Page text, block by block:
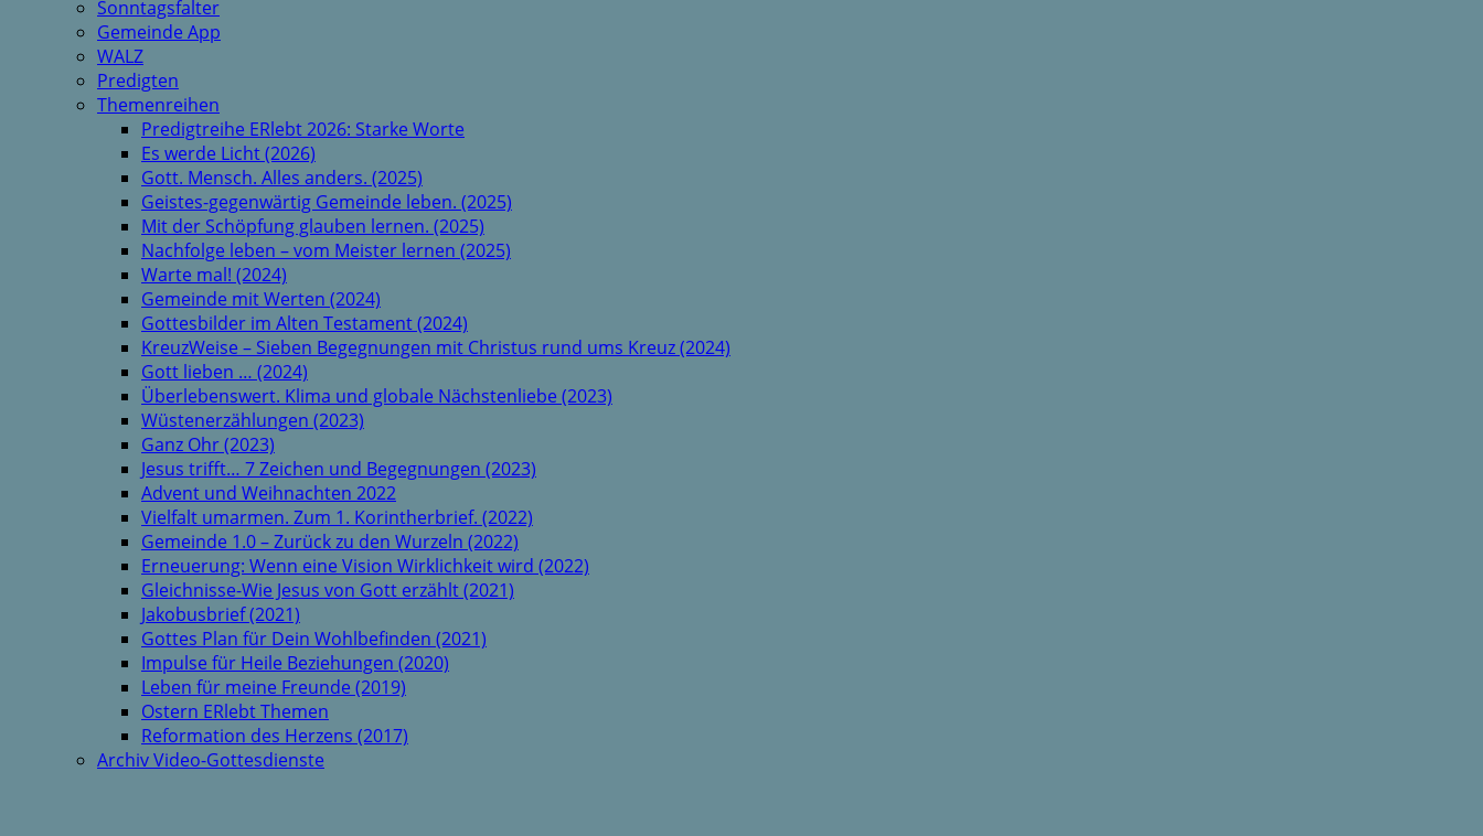
Sonntagsfalter
Gemeinde App
WALZ
Predigten
Themenreihen
Predigtreihe ERlebt 2026: Starke Worte
Es werde Licht (2026)
Gott. Mensch. Alles anders. (2025)
Geistes-gegenwärtig Gemeinde leben. (2025)
Mit der Schöpfung glauben lernen. (2025)
Nachfolge leben – vom Meister lernen (2025)
Warte mal! (2024)
Gemeinde mit Werten (2024)
Gottesbilder im Alten Testament (2024)
KreuzWeise – Sieben Begegnungen mit Christus rund ums Kreuz (2024)
Gott lieben … (2024)
Überlebenswert. Klima und globale Nächstenliebe (2023)
Wüstenerzählungen (2023)
Ganz Ohr (2023)
Jesus trifft… 7 Zeichen und Begegnungen (2023)
Advent und Weihnachten 2022
Vielfalt umarmen. Zum 1. Korintherbrief. (2022)
Gemeinde 1.0 – Zurück zu den Wurzeln (2022)
Erneuerung: Wenn eine Vision Wirklichkeit wird (2022)
Gleichnisse-Wie Jesus von Gott erzählt (2021)
Jakobusbrief (2021)
Gottes Plan für Dein Wohlbefinden (2021)
Impulse für Heile Beziehungen (2020)
Leben für meine Freunde (2019)
Ostern ERlebt Themen
Reformation des Herzens (2017)
Archiv Video-Gottesdienste